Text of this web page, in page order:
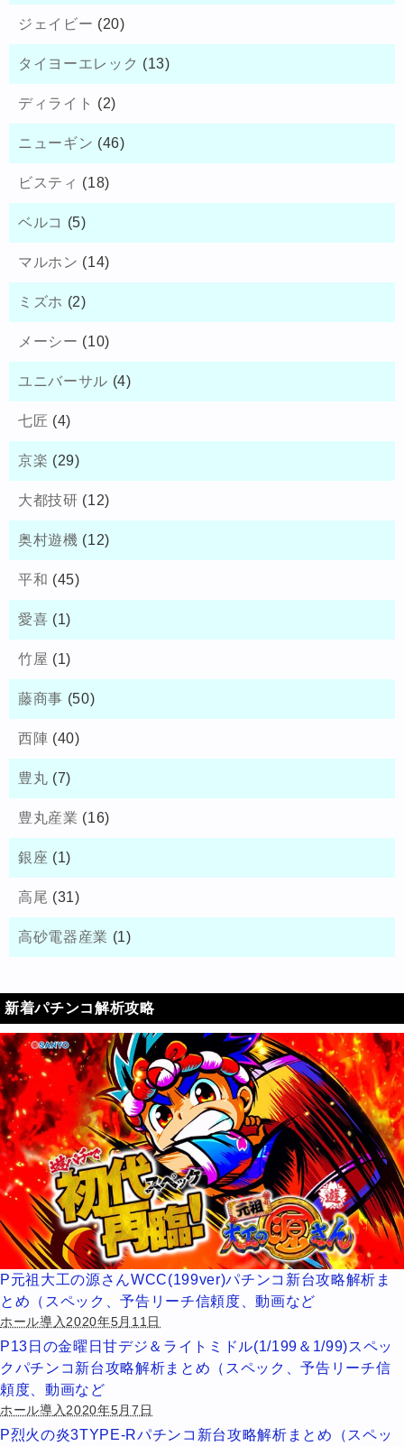
ジェイビー (20)
タイヨーエレック (13)
ディライト (2)
ニューギン (46)
ビスティ (18)
ベルコ (5)
マルホン (14)
ミズホ (2)
メーシー (10)
ユニバーサル (4)
七匠 (4)
京楽 (29)
大都技研 (12)
奥村遊機 (12)
平和 (45)
愛喜 (1)
竹屋 (1)
藤商事 (50)
西陣 (40)
豊丸 (7)
豊丸産業 (16)
銀座 (1)
高尾 (31)
高砂電器産業 (1)
新着パチンコ解析攻略
P元祖大工の源さんWCC(199ver)パチンコ新台攻略解析ま
とめ（スペック、予告リーチ信頼度、動画など
ホール導入2020年5月11日
P13日の金曜日甘デジ＆ライトミドル(1/199＆1/99)スペッ
クパチンコ新台攻略解析まとめ（スペック、予告リーチ信
頼度、動画など
ホール導入2020年5月7日
P烈火の炎3TYPE-Rパチンコ新台攻略解析まとめ（スペッ